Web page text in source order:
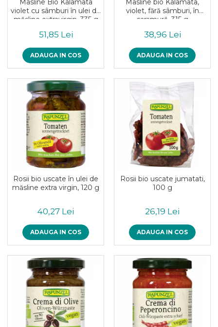
Masline Bio Kalamata
violet cu sâmburi în ulei de
măsline extravirgin, 335 g
51,85 Lei
ADAUGA IN COS
Masline bio Kalamata,
violet, fără sâmburi, în
saramură, 315 g
38,96 Lei
ADAUGA IN COS
Rosii bio uscate în ulei de
măsline extra virgin, 120 g
40,27 Lei
ADAUGA IN COS
Rosii bio uscate jumatati,
100 g
26,19 Lei
ADAUGA IN COS